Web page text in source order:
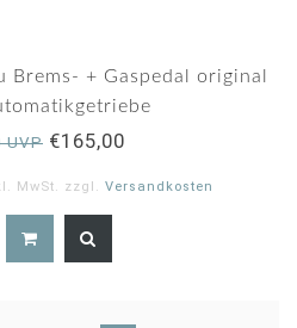
Brems- + Gaspedal original
UVP €165,00
MwSt. zzgl. Versandkosten